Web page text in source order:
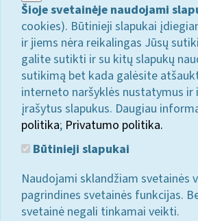
Šioje svetainėje naudojami
cookies). Būtinieji slapukai
ir jiems nėra reikalingas Jūsų
galite sutikti ir su kitų slapukų
sutikimą bet kada galėsite
interneto naršyklės nustatymus ir
įrašytus slapukus. Daugiau
politika; Privatumo politika.
Būtinieji slapukai
Naudojami sklandžiam svetainės
pagrindines svetainės funkcijas.
svetainė negali tinkamai veikti.